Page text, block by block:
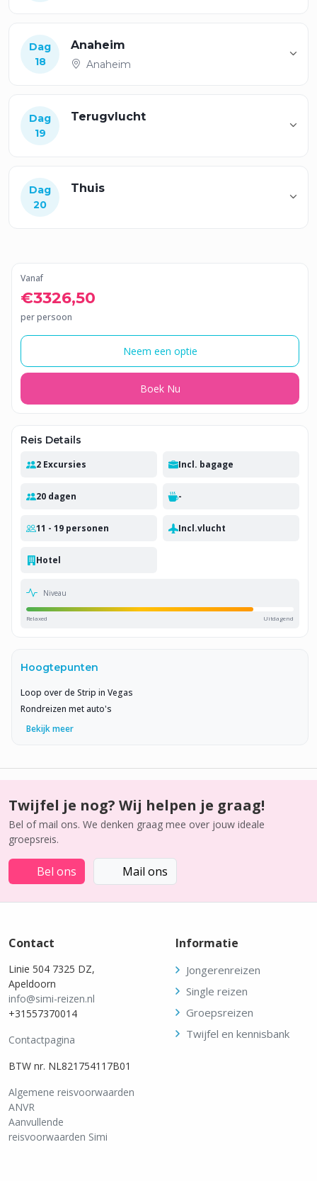
Dag
18
Anaheim
Anaheim
Dag
19
Terugvlucht
Dag
20
Thuis
Vanaf
€3326,50
per persoon
Neem een optie
Boek Nu
Reis Details
2 Excursies Incl. bagage
20 dagen -
11 - 19 personen Incl.vlucht
Hotel
Niveau
Relaxed Uitdagend
Hoogtepunten
Loop over de Strip in Vegas
Rondreizen met auto's
Bekijk meer
Twijfel je nog? Wij helpen je graag!
Bel of mail ons. We denken graag mee over jouw ideale
groepsreis.
Bel ons Mail ons
Contact
Linie 504 7325 DZ,
Apeldoorn
info@simi-reizen.nl
+31557370014
Contactpagina
BTW nr. NL821754117B01
Algemene reisvoorwaarden
ANVR
Aanvullende
reisvoorwaarden Simi
Informatie
Jongerenreizen
Single reizen
Groepsreizen
Twijfel en kennisbank